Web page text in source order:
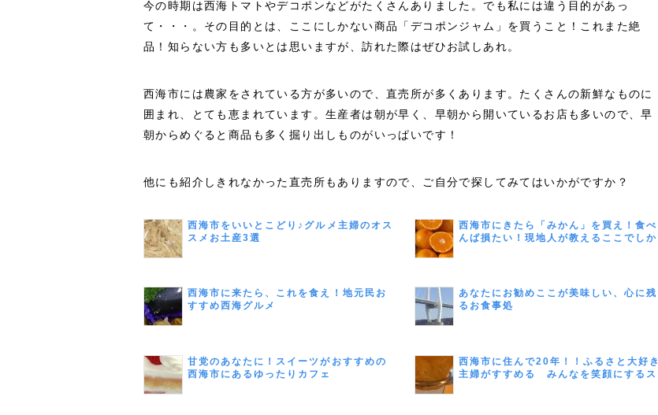
今の時期は西海トマトやデコポンなどがたくさんありました。でも私には違う目的があっ
て・・・。その目的とは、ここにしかない商品「デコポンジャム」を買うこと！これまた絶
品！知らない方も多いとは思いますが、訪れた際はぜひお試しあれ。
西海市には農家をされている方が多いので、直売所が多くあります。たくさんの新鮮なものに
囲まれ、とても恵まれています。生産者は朝が早く、早朝から開いているお店も多いので、早
朝からめぐると商品も多く掘り出しものがいっぱいです！
他にも紹介しきれなかった直売所もありますので、ご自分で探してみてはいかがですか？
西海市をいいとこどり♪グルメ主婦のオス
スメお土産3選
西海市にきたら「みかん」を買え！食べ
んば損たい！現地人が教えるここでしか
西海市に来たら、これを食え！地元民お
すすめ西海グルメ
あなたにお勧めここが美味しい、心に残
るお食事処
甘党のあなたに！スイーツがおすすめの
西海市にあるゆったりカフェ
西海市に住んで20年！！ふるさと大好き
主婦がすすめる みんなを笑顔にするス